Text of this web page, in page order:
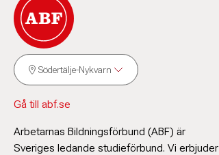
Södertälje-Nykvarn
Gå till abf.se
Arbetarnas Bildningsförbund (ABF) är
Sveriges ledande studieförbund. Vi erbjuder